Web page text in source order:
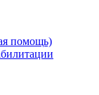
помощь)